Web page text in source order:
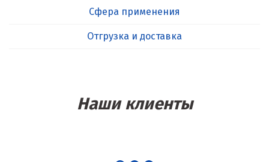
Сфера применения
Отгрузка и доставка
Наши клиенты